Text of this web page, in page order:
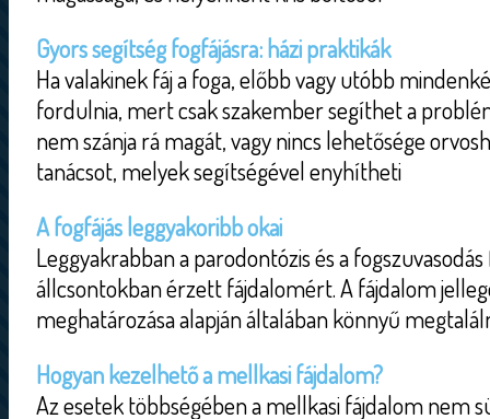
Gyors segítség fogfájásra: házi praktikák
Ha valakinek fáj a foga, előbb vagy utóbb
fordulnia, mert csak szakember segíthet a
nem szánja rá magát, vagy nincs lehetősége
tanácsot, melyek segítségével enyhítheti
A fogfájás leggyakoribb okai
Leggyakrabban a parodontózis és a
állcsontokban érzett fájdalomért. A fájdalom
meghatározása alapján általában könnyű
Hogyan kezelhető a mellkasi fájdalom?
Az esetek többségében a mellkasi fájdalom nem